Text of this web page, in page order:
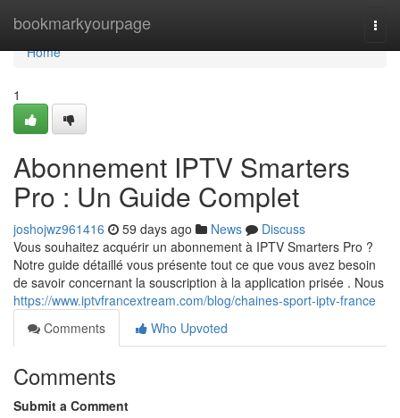
bookmarkyourpage
Home
Home
1
Abonnement IPTV Smarters
Pro : Un Guide Complet
joshojwz961416 59 days ago News
Discuss
Vous souhaitez acquérir un abonnement à IPTV Smarters Pro ?
Notre guide détaillé vous présente tout ce que vous avez besoin
de savoir concernant la souscription à la application prisée . Nous
https://www.iptvfrancextream.com/blog/chaines-sport-iptv-france
Comments
Who Upvoted
Comments
Submit a Comment